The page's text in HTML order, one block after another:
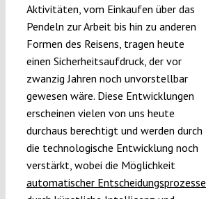
Aktivitäten, vom Einkaufen über das
Pendeln zur Arbeit bis hin zu anderen
Formen des Reisens, tragen heute
einen Sicherheitsaufdruck, der vor
zwanzig Jahren noch unvorstellbar
gewesen wäre. Diese Entwicklungen
erscheinen vielen von uns heute
durchaus berechtigt und werden durch
die technologische Entwicklung noch
verstärkt, wobei die Möglichkeit
automatischer Entscheidungsprozesse